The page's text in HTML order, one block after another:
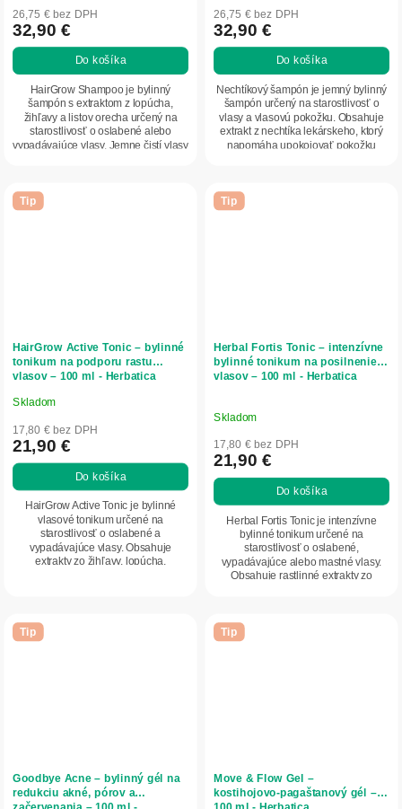
hodnotenie
produktu
je
5,0
hviezdičiek.
26,75 € bez DPH
32,90 €
Do košíka
HairGrow Shampoo je bylinný
šampón s extraktom z lopúcha,
žihľavy a listov orecha určený na
starostlivosť o oslabené alebo
vypadávajúce vlasy. Jemne čistí vlasy
hodnotenie
produktu
je
5,0
z
hviezdičiek.
26,75 € bez DPH
32,90 €
Do košíka
Nechtíkový šampón je jemný bylinný
šampón určený na starostlivosť o
vlasy a vlasovú pokožku. Obsahuje
extrakt z nechtíka lekárskeho, ktorý
napomáha upokojovať pokožku
Tip
HairGrow Active Tonic – bylinné
tonikum na podporu rastu
vlasov – 100 ml - Herbatica
Priemerné
hodnotenie
produktu
je
5,0
hviezdičiek.
Skladom
17,80 € bez DPH
21,90 €
Do košíka
HairGrow Active Tonic je bylinné
vlasové tonikum určené na
starostlivosť o oslabené a
vypadávajúce vlasy. Obsahuje
extrakty zo žihľavy, lopúcha,
Tip
Herbal Fortis Tonic – intenzívne
bylinné tonikum na posilnenie
vlasov – 100 ml - Herbatica
Skladom
17,80 € bez DPH
21,90 €
Do košíka
Herbal Fortis Tonic je intenzívne
bylinné tonikum určené na
starostlivosť o oslabené,
vypadávajúce alebo mastné vlasy.
Obsahuje rastlinné extrakty zo
Tip
Goodbye Acne – bylinný gél na
redukciu akné, pórov a
Tip
Move & Flow Gel –
kostihojovo‑pagaštanový gél –